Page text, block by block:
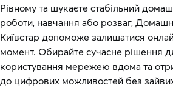
Рівному та шукаєте стабільний
роботи, навчання або розваг,
Київстар допоможе залишатися
момент. Обирайте сучасне рішення
користування мережею вдома та
до цифрових можливостей без